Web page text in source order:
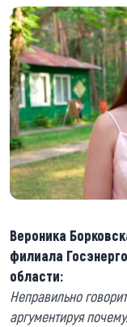
Вероника
филиала
области:
Неправильно
аргументируя